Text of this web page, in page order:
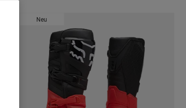
Neu